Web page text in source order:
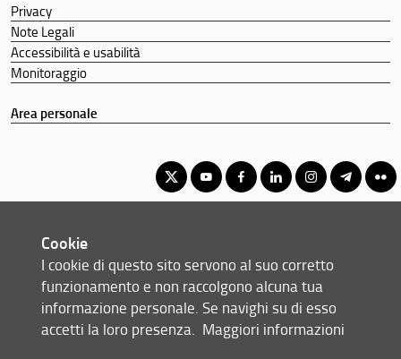
Privacy
Note Legali
Accessibilità e usabilità
Monitoraggio
Area personale
© Copyright 2012-2026 Università degli Studi di Firenze UNIFI
P.IVA/Cod.Fis 01279680480
Largo Brambilla, 3 - 50134 Firenze (FI)
Cookie
I cookie di questo sito servono al suo corretto
funzionamento e non raccolgono alcuna tua
informazione personale. Se navighi su di esso
accetti la loro presenza. Maggiori informazioni